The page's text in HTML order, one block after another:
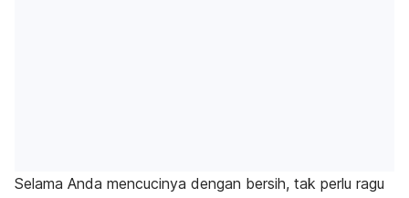
Selama Anda mencucinya dengan bersih, tak perlu ragu